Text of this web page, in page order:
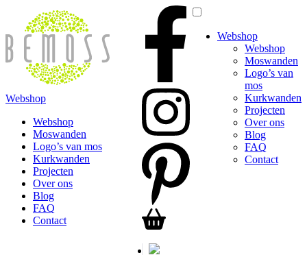
Webshop
Webshop
Moswanden
Logo’s van mos
Kurkwanden
Projecten
Over ons
Blog
FAQ
Contact
Webshop
Webshop
Moswanden
Logo’s van
mos
Kurkwanden
Projecten
Over ons
Blog
FAQ
Contact